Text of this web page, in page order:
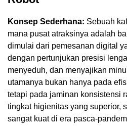
Konsep Sederhana: Sebuah
mana pusat atraksinya adalah
dimulai dari pemesanan digital
dengan pertunjukan presisi
menyeduh, dan menyajikan
utamanya bukan hanya pada
tetapi pada jaminan konsistensi
tingkat higienitas yang superior,
sangat kuat di era pasca-